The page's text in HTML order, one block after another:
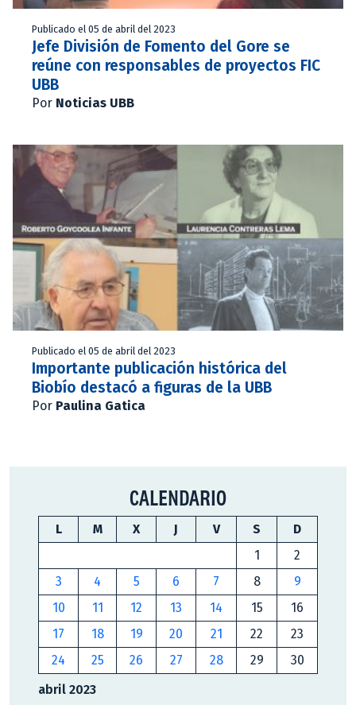
Publicado el 05 de abril del 2023
Jefe División de Fomento del Gore se
reúne con responsables de proyectos FIC
UBB
Por Noticias UBB
Publicado el 05 de abril del 2023
Importante publicación histórica del
Biobío destacó a figuras de la UBB
Por Paulina Gatica
CALENDARIO
abril 2023
L M X J V S
D
1
2
3
4 5 6 7 8
9
10
11 12 13 14 15
16
17
18 19 20 21 22
23
24
25 26 27 28 29 30